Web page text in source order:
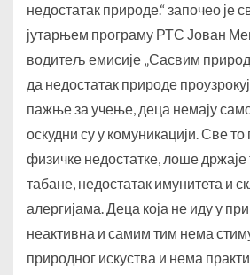
недостатак природе.“ започео је
јутарњем програму РТС Јован
водитељ емисије „Сасвим
да недостатак природе
пажње за учење, деца немају
оскудни су у комуникацији. Све то
физичке недостатке, лоше држаје
табане, недостатак имунитета и
алергијама. Деца која не иду у
неактивна и самим тим нема
природног искуства и нема